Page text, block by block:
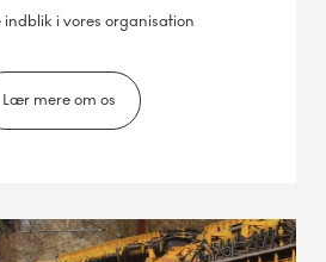
indblik i vores organisation
Lær mere om os